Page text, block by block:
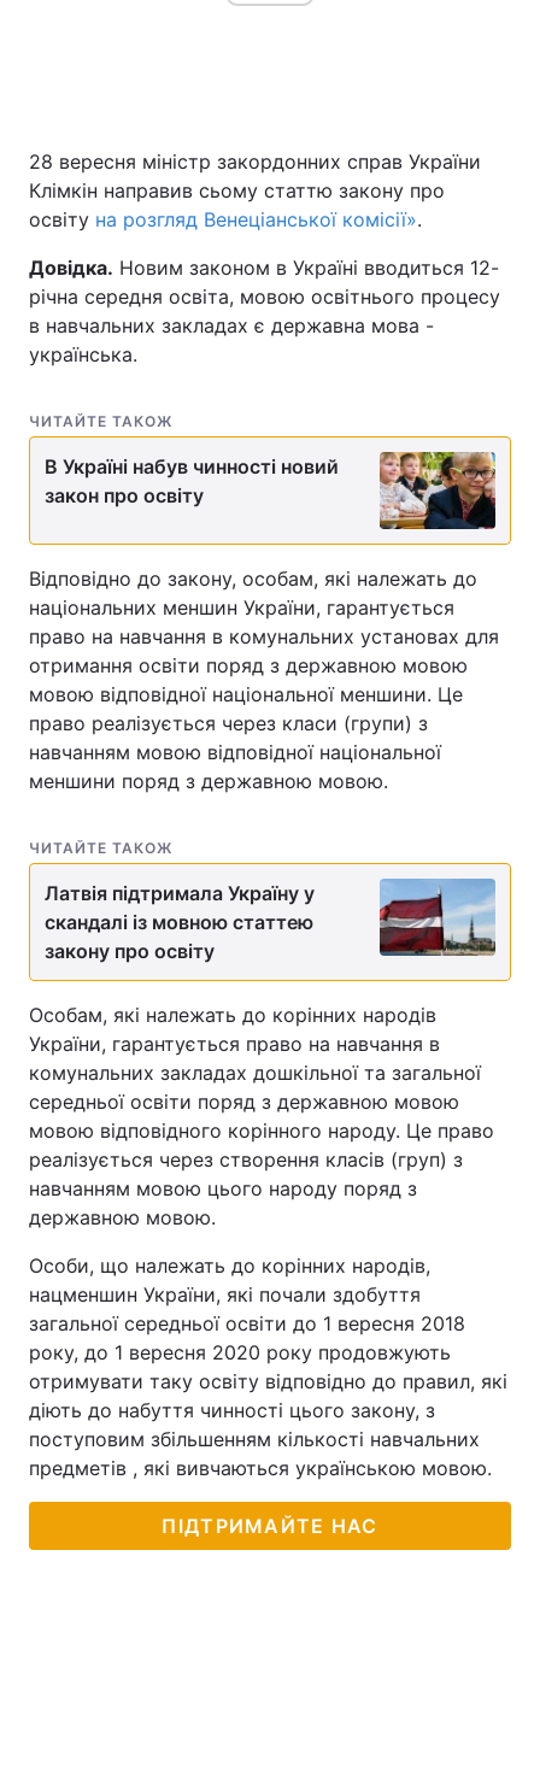
28 вересня міністр закордонних справ України
Клімкін направив сьому статтю закону про
освіту на розгляд Венеціанської комісії».
Довідка. Новим законом в Україні вводиться 12-
річна середня освіта, мовою освітнього процесу
в навчальних закладах є державна мова -
українська.
ЧИТАЙТЕ ТАКОЖ
В Україні набув чинності новий
закон про освіту
Відповідно до закону, особам, які належать до
національних меншин України, гарантується
право на навчання в комунальних установах для
отримання освіти поряд з державною мовою
мовою відповідної національної меншини. Це
право реалізується через класи (групи) з
навчанням мовою відповідної національної
меншини поряд з державною мовою.
ЧИТАЙТЕ ТАКОЖ
Латвія підтримала Україну у
скандалі із мовною статтею
закону про освіту
Особам, які належать до корінних народів
України, гарантується право на навчання в
комунальних закладах дошкільної та загальної
середньої освіти поряд з державною мовою
мовою відповідного корінного народу. Це право
реалізується через створення класів (груп) з
навчанням мовою цього народу поряд з
державною мовою.
Особи, що належать до корінних народів,
нацменшин України, які почали здобуття
загальної середньої освіти до 1 вересня 2018
року, до 1 вересня 2020 року продовжують
отримувати таку освіту відповідно до правил, які
діють до набуття чинності цього закону, з
поступовим збільшенням кількості навчальних
предметів , які вивчаються українською мовою.
ПІДТРИМАЙТЕ НАС